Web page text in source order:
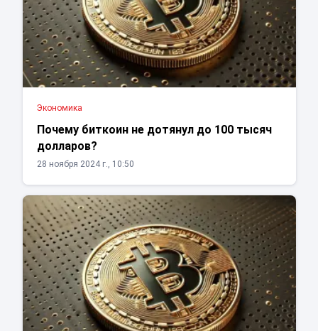
Экономика
Почему биткоин не дотянул до 100 тысяч
долларов?
28 ноября 2024 г., 10:50